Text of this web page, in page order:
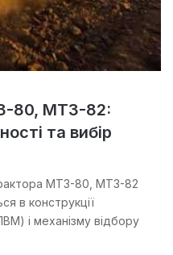
80, МТЗ-82:
та вибір
МТЗ-80, МТЗ-82
в конструкції
і механізму відбору